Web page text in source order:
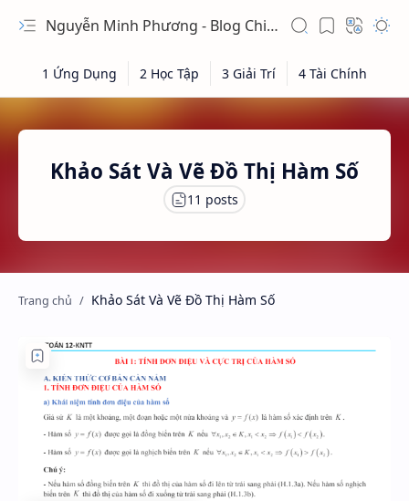
Nguyễn Minh Phương - Blog Chia sẻ Kiến thức Chứng khoán & Tài liệu Toán học
Hidden Menu
Hidden Menu
Khảo Sát Và Vẽ Đồ Thị Hàm Số
Khảo Sát Và Vẽ Đồ Thị Hàm Số